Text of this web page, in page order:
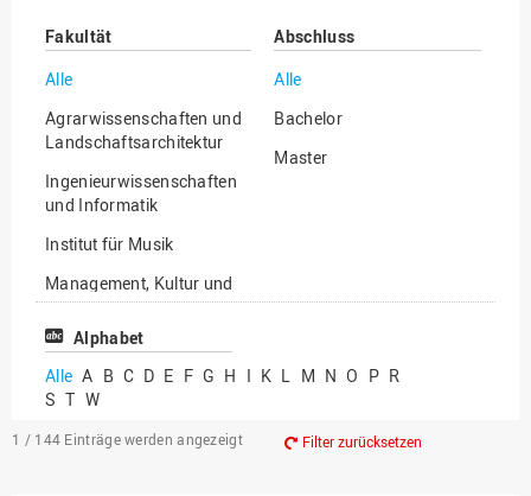
Fakultät
Alle
Agrarwissenschaften und
Landschaftsarchitektur
Ingenieurwissenschaften
und Informatik
Institut für Musik
Management, Kultur und
Technik
Wirtschafts- und
Sozialwissenschaften
Abschluss
Alle
Bachelor
Master
Alphabet
Alle A B C D E F G H I K L M N O P R
S T W
1 / 144 Einträge werden angezeigt Filter zurücksetzen